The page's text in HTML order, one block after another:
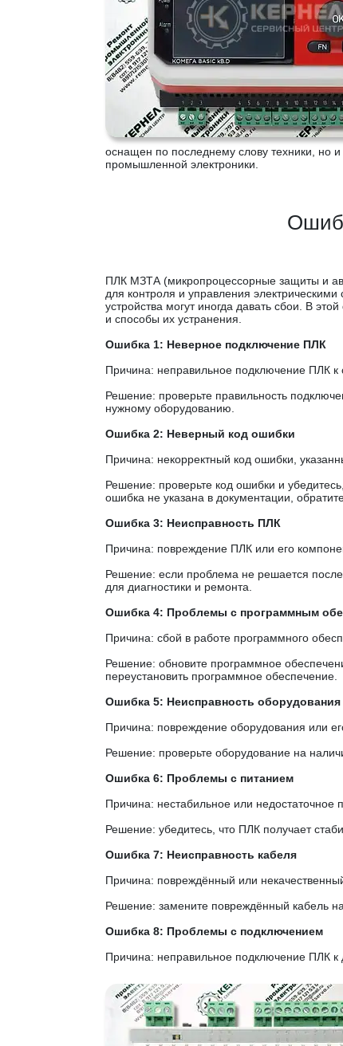
оснащен по последнему слову техники, но
промышленной электроники.
ПЛК МЗТА (микропроцессорные защиты и
для контроля и управления
устройства могут иногда давать сбои. В
и способы их устранения.
Ошибка 1: Неверное подключение ПЛК
Причина: неправильное подключение ПЛК к
Решение: проверьте правильность
нужному оборудованию.
Ошибка 2: Неверный код ошибки
Причина: некорректный код ошибки,
Решение: проверьте код ошибки и
ошибка не указана в документации,
Ошибка 3: Неисправность ПЛК
Причина: повреждение ПЛК или его
Решение: если проблема не решается
для диагностики и ремонта.
Ошибка 4: Проблемы с программным
Причина: сбой в работе программного
Решение: обновите программное
переустановить программное обеспечение.
Ошибка 5: Неисправность оборудования
Причина: повреждение оборудования или
Решение: проверьте оборудование на
Ошибка 6: Проблемы с питанием
Причина: нестабильное или недостаточное
Решение: убедитесь, что ПЛК получает
Ошибка 7: Неисправность кабеля
Причина: повреждённый или
Решение: замените повреждённый кабель
Ошибка 8: Проблемы с подключением
Причина: неправильное подключение ПЛК к